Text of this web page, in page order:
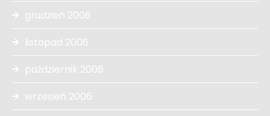
grudzień 2006
listopad 2006
październik 2006
wrzesień 2006